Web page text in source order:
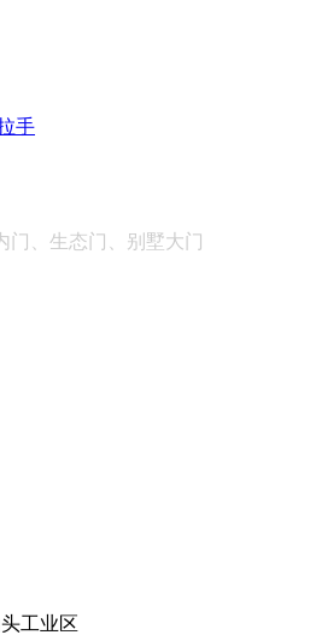
手
门、生态门、别墅大门
工业区